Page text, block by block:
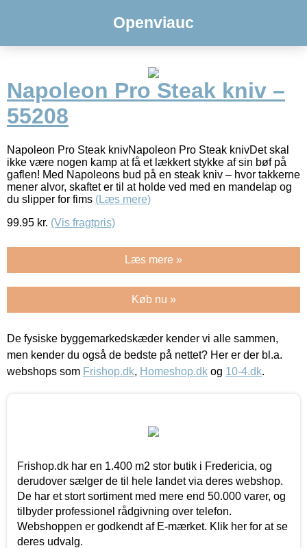
Openviauc
Napoleon Pro Steak kniv –
55208
Napoleon Pro Steak knivNapoleon Pro Steak knivDet skal
ikke være nogen kamp at få et lækkert stykke af sin bøf på
gaflen! Med Napoleons bud på en steak kniv – hvor takkerne
mener alvor, skaftet er til at holde ved med en mandelap og
du slipper for fims (Læs mere)
99.95 kr. (Vis fragtpris)
Læs mere »
Køb nu »
De fysiske byggemarkedskæder kender vi alle sammen,
men kender du også de bedste på nettet? Her er der bl.a.
webshops som Frishop.dk, Homeshop.dk og 10-4.dk.
Frishop.dk har en 1.400 m2 stor butik i Fredericia, og
derudover sælger de til hele landet via deres webshop.
De har et stort sortiment med mere end 50.000 varer, og
tilbyder professionel rådgivning over telefon.
Webshoppen er godkendt af E-mærket. Klik her for at se
deres udvalg.